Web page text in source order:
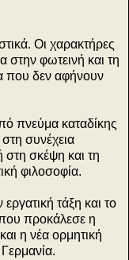
Οι χαρακτήρες
στην φωτεινή και τη
που δεν αφήνουν
πνεύμα καταδίκης
συνέχεια
στη σκέψη και τη
φιλοσοφία.
τάξη και το
προκάλεσε η
η νέα ορμητική